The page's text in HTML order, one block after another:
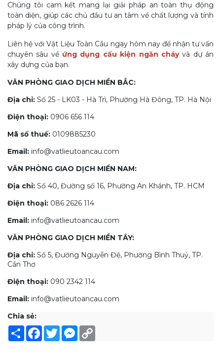
Chúng tôi cam kết mang lại giải pháp an toàn thụ động
toàn diện, giúp các chủ đầu tư an tâm về chất lượng và tính
pháp lý của công trình.
Liên hệ với Vật Liệu Toàn Cầu ngay hôm nay để nhận tư vấn
chuyên sâu về ứng dụng cấu kiện ngăn cháy và dự án
xây dựng của bạn.
VĂN PHÒNG GIAO DỊCH MIỀN BẮC:
Địa chỉ: Số 25 - LK03 - Hà Trì, Phường Hà Đông, TP. Hà Nội
Điện thoại: 0906 656 114
Mã số thuế: 0109885230
Email: info@vatlieutoancau.com
VĂN PHÒNG GIAO DỊCH MIỀN NAM:
Địa chỉ: Số 40, Đường số 16, Phường An Khánh, TP. HCM
Điện thoại: 086 2626 114
Email: info@vatlieutoancau.com
VĂN PHÒNG GIAO DỊCH MIỀN TÂY:
Địa chỉ: Số 5, Đường Nguyễn Đệ, Phường Bình Thuỷ, TP.
Cần Thơ
Điện thoại: 090 2342 114
Email: info@vatlieutoancau.com
Chia sẻ:
Share Facebook
TwitterMessenger